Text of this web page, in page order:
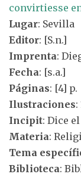
convirtiesse
Lugar: Sevilla
Editor: [S.n.]
Imprenta:
Fecha: [s.a.]
Páginas: [4] p.
Ilustraciones:
Incipit: Dice
Materia:
Tema
Biblioteca: